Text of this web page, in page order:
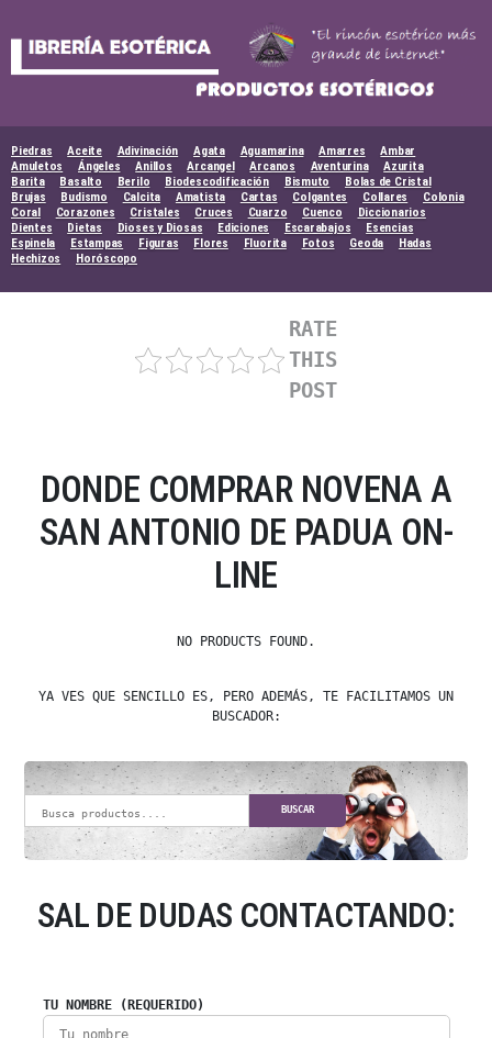
Piedras Aceite Adivinación Agata Aguamarina Amarres
Ambar
Amuletos
Ángeles Anillos Arcangel Arcanos Aventurina
Azurita
Barita
Basalto Berilo Biodescodificación Bismuto
Bolas de Cristal
Brujas
Budismo Calcita Amatista Cartas Colgantes Collares
Colonia
Coral
Corazones Cristales Cruces Cuarzo Cuenco
Diccionarios
Dientes
Dietas Dioses y Diosas Ediciones Escarabajos
Esencias
Espinela
Estampas Figuras Flores Fluorita Fotos Geoda
Hadas
Hechizos
Horóscopo
RATE
THIS
POST
DONDE COMPRAR NOVENA A
SAN ANTONIO DE PADUA ON-
LINE
NO PRODUCTS FOUND.
YA VES QUE SENCILLO ES, PERO ADEMÁS, TE FACILITAMOS UN
BUSCADOR:
BUSCAR
SAL DE DUDAS CONTACTANDO:
TU NOMBRE (REQUERIDO)